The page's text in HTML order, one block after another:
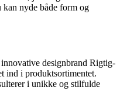
nyde både form og
designbrand Rigtig-
ind i produktsortimentet.
i unikke og stilfulde